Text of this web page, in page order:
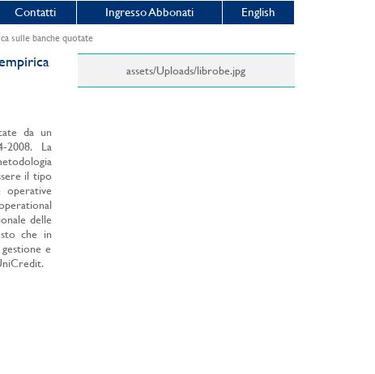
Contatti Ingresso Abbonati English
sulle banche quotate
da un
La
il tipo
operative
delle
che in
e
assets/Uploads/librobe.jpg